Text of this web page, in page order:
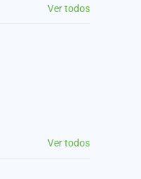
Ver todos
Ver todos